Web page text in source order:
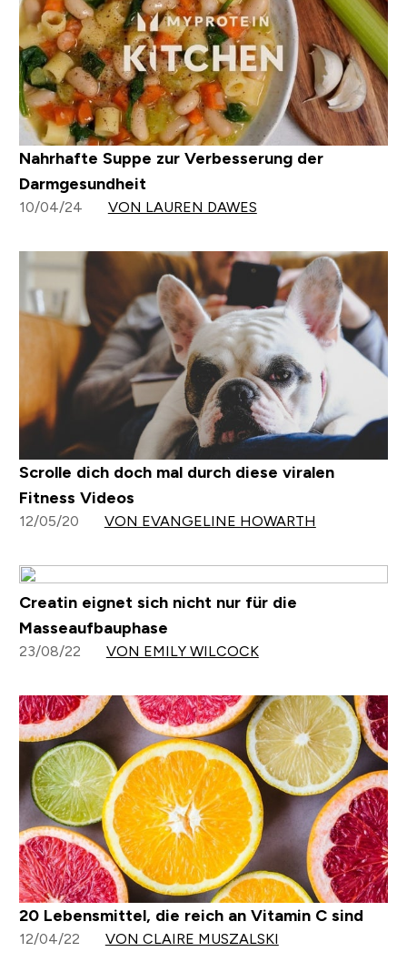
Nahrhafte Suppe zur Verbesserung der
Darmgesundheit
10/04/24 VON LAUREN DAWES
Scrolle dich doch mal durch diese viralen
Fitness Videos
12/05/20 VON EVANGELINE HOWARTH
Creatin eignet sich nicht nur für die
Masseaufbauphase
23/08/22 VON EMILY WILCOCK
20 Lebensmittel, die reich an Vitamin C sind
12/04/22 VON CLAIRE MUSZALSKI